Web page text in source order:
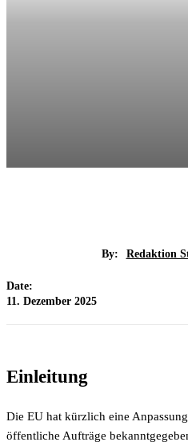
By: Redaktion
Date:
11. Dezember 2025
Einleitung
Die EU hat kürzlich eine
öffentliche Aufträge